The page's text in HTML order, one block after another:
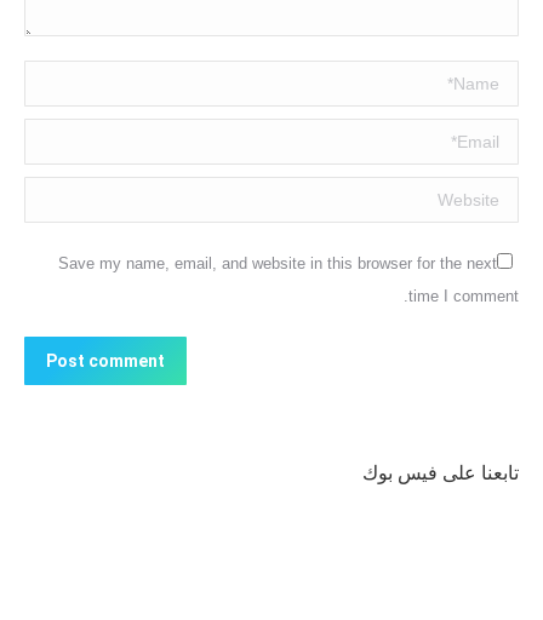
Name *
Email *
Website
Save my name, email, and website in this browser for the next
time I comment.
Post comment
تابعنا على فيس بوك